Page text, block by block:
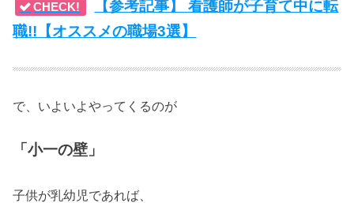
CHECK!
【参考記事】 看護師が子育て中に転
職!!【オススメの職場3選】
で、いよいよやってくるのが
「小一の壁」
子供が乳幼児であれば、